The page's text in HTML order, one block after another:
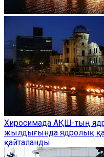
Хиросимада АҚШ-тың
жылдығында ядролық
қайталанды